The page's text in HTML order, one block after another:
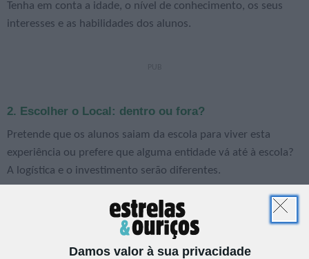
Damos valor à sua privacidade
Tenha em conta a idade, o nível de conhecimento, os seus
interesses e as habilidades dos alunos.
2. Escolher o Local: dentro ou fora?
Pretende que os alunos saiam da escola para viver esta
experiência ou prefere que alguma entidade vá até à escola?
A logística e o investimento serão diferentes.
Do teatro à ciência, passando pela história do património e o
desporto, a Estrelas & Ouriços fez o trabalho de casa e reuniu
muitas sugestões. Encontre-as na nossa
descubra tudo!